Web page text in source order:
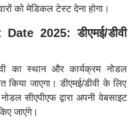
को मेडिकल टेस्ट देना होगा।
2025: डीएमई/डीवी
का स्थान और कार्यक्रम नोडल
किया जाएगा। डीएमई/डीवी के लिए
सीएपीएफ द्वारा अपनी वेबसाइट
जाएंगे।